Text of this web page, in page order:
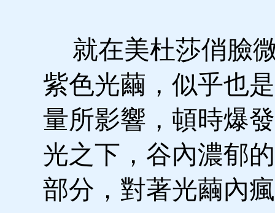
就在美杜莎俏臉
紫色光繭，似乎也
量所影響，頓時爆
光之下，谷內濃郁
部分，對著光繭內